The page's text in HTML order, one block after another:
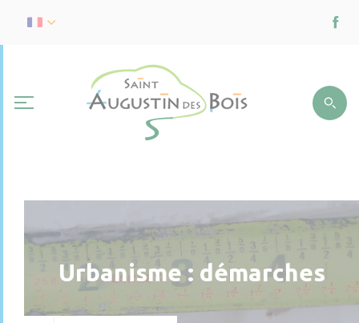
Urbanisme : démarches